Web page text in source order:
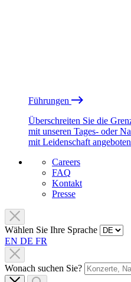
Führungen
Überschreiten Sie die
mit unseren Tages- oder
mit Leidenschaft
Careers
FAQ
Kontakt
Presse
Wählen Sie Ihre Sprache
EN DE FR
Wonach suchen Sie?